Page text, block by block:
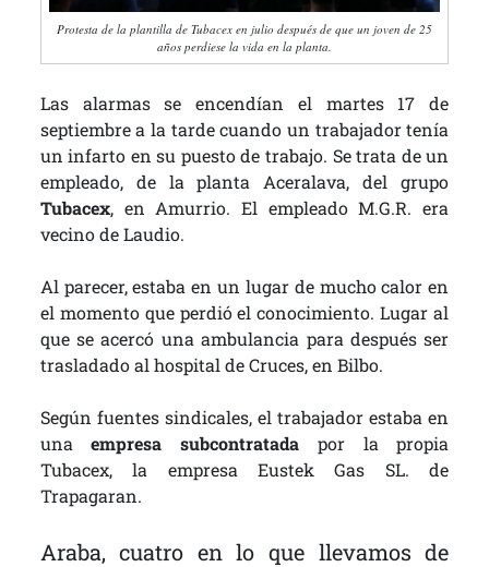
Protesta de la plantilla de Tubacex en julio después de que un joven de 25
años perdiese la vida en la planta.
Las alarmas se encendían el martes 17 de
septiembre a la tarde cuando un trabajador tenía
un infarto en su puesto de trabajo. Se trata de un
empleado, de la planta Aceralava, del grupo
Tubacex, en Amurrio. El empleado M.G.R. era
vecino de Laudio.
Al parecer, estaba en un lugar de mucho calor en
el momento que perdió el conocimiento. Lugar al
que se acercó una ambulancia para después ser
trasladado al hospital de Cruces, en Bilbo.
Según fuentes sindicales, el trabajador estaba en
unaempresa subcontratada por la propia
Tubacex, la empresa Eustek Gas SL. de
Trapagaran.
Araba, cuatro en lo que llevamos de